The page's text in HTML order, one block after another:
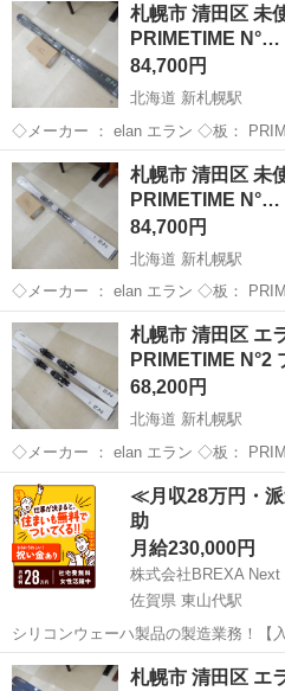
長： 271-371㎜ 当...
札幌市 清田区 未
PRIMETIME N°…
84,700円
北海道 新札幌駅
◇メーカー ： elan エラン ◇板： PRIMETIME N°2 POWERSHIFT
ACEKQN23 158㎝ ◇ビンディング： EL9.0GW ◇ソール長： 25-355
㎜ 当方専門で...
北海道 札幌市 新札幌駅 スキ
札幌市 清田区 未
PRIMETIME N°…
84,700円
北海道 新札幌駅
◇メーカー ： elan エラン ◇板： PRIMETIME N°2 プライムタイム
158㎝ ◇ビンディング： elan EL9.0GW ◇ソール長： 255-355㎜ 当
方専門ではないため、...
北海道 札幌市 新札幌駅 スキ
札幌市 清田区 エ
PRIMETIME N°2
68,200円
北海道 新札幌駅
◇メーカー ： elan エラン ◇板： PRIMETIME N°2 プライムタイム
158㎝ ◇ビンディング： elan EL9 ◇ソール長： 255-355㎜ 当方専門
ではないため、年代や仕...
北海道 札幌市 新札幌駅 ス
≪月収28万円・
助
月給230,000円
株式会社BREXA Next
佐賀県 東山代駅
シリコンウェーハ製品の製造業務！【
やカップルとの応募OK◎年間休日129
実♪業務はクリーンルームで快適作業◎
佐賀 伊万里市 東山代駅
札幌市 清田区 エ